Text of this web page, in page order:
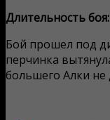
Длительность боя:
Бой прошел под
перчинка
большего Алки